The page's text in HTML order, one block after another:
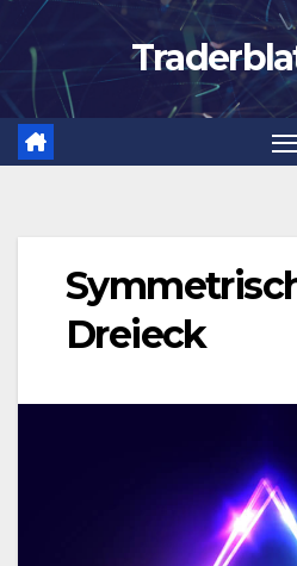
Zum
Inhalt
springen
Dreieck